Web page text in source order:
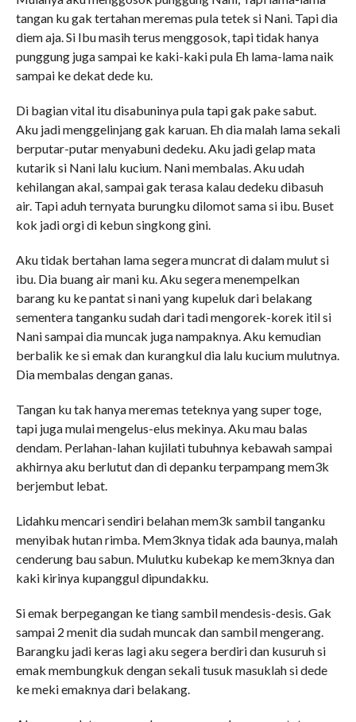
tangan ku gak tertahan meremas pula tetek si Nani. Tapi dia
diem aja. Si Ibu masih terus menggosok, tapi tidak hanya
punggung juga sampai ke kaki-kaki pula Eh lama-lama naik
sampai ke dekat dede ku.
Di bagian vital itu disabuninya pula tapi gak pake sabut.
Aku jadi menggelinjang gak karuan. Eh dia malah lama sekali
berputar-putar menyabuni dedeku. Aku jadi gelap mata
kutarik si Nani lalu kucium. Nani membalas. Aku udah
kehilangan akal, sampai gak terasa kalau dedeku dibasuh
air. Tapi aduh ternyata burungku dilomot sama si ibu. Buset
kok jadi orgi di kebun singkong gini.
Aku tidak bertahan lama segera muncrat di dalam mulut si
ibu. Dia buang air mani ku. Aku segera menempelkan
barang ku ke pantat si nani yang kupeluk dari belakang
sementera tanganku sudah dari tadi mengorek-korek itil si
Nani sampai dia muncak juga nampaknya. Aku kemudian
berbalik ke si emak dan kurangkul dia lalu kucium mulutnya.
Dia membalas dengan ganas.
Tangan ku tak hanya meremas teteknya yang super toge,
tapi juga mulai mengelus-elus mekinya. Aku mau balas
dendam. Perlahan-lahan kujilati tubuhnya kebawah sampai
akhirnya aku berlutut dan di depanku terpampang mem3k
berjembut lebat.
Lidahku mencari sendiri belahan mem3k sambil tanganku
menyibak hutan rimba. Mem3knya tidak ada baunya, malah
cenderung bau sabun. Mulutku kubekap ke mem3knya dan
kaki kirinya kupanggul dipundakku.
Si emak berpegangan ke tiang sambil mendesis-desis. Gak
sampai 2 menit dia sudah muncak dan sambil mengerang.
Barangku jadi keras lagi aku segera berdiri dan kusuruh si
emak membungkuk dengan sekali tusuk masuklah si dede
ke meki emaknya dari belakang.